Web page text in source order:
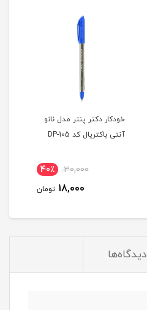
خودکار دکتر پنتر مدل نانو
آنتی باکتریال کد DP-105
30,000 40٪
18,000 تومان
دیدگاه‌ها